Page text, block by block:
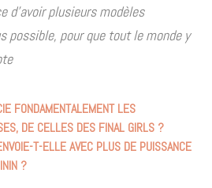
d’avoir plusieurs modèles
possible, pour que tout le monde y
FONDAMENTALEMENT LES
DE CELLES DES FINAL GIRLS ?
T-ELLE AVEC PLUS DE PUISSANCE
?